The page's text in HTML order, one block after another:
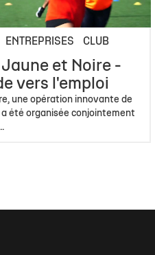
ENTREPRISES CLUB
et Noire -
vers l'emploi
une opération innovante de
a été organisée conjointement